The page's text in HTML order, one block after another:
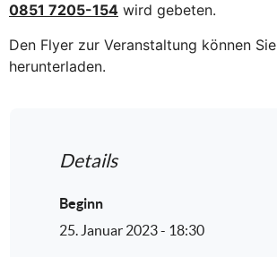
0851 7205-154 wird gebeten.
Den Flyer zur Veranstaltung können Sie
herunterladen.
Details
Beginn
25. Januar 2023 - 18:30